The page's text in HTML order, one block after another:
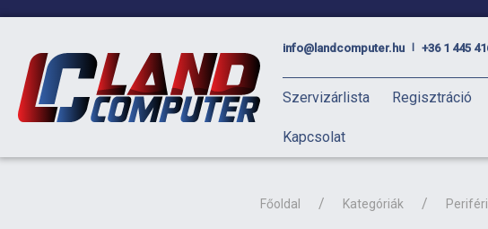
info@landcomputer.hu +36 1 445
Szervizárlista Regisztráció
Kapcsolat
Főoldal Kategóriák